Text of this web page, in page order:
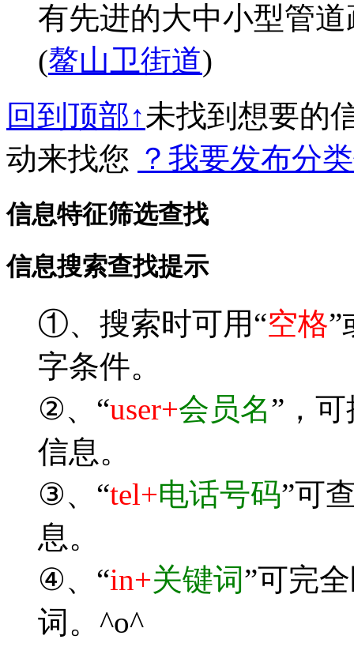
有先进的大中小型管
(鳌山卫街道)
回到顶部↑未找到想要的
动来找您 ？我要发布分
信息特征筛选查找
信息搜索查找提示
①、搜索时可用“空格”
字条件。
②、“user+会员名”，
信息。
③、“tel+电话号码”可
息。
④、“in+关键词”可完
词。^o^